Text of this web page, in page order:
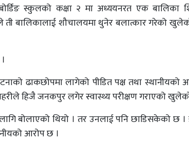
स्कुलको कक्षा २ मा अध्ययनरत एक बालिका
बालिकालाई शौचालयमा थुनेर बलात्कार गरेको
ढाकछोपमा लागेको पीडित पक्ष तथा स्थानीयको
हिजै जनकपुर लगेर स्वास्थ्य परीक्षण गराएको
बोलाएको थियो । तर उनलाई पनि छाडिसकेको छ ।
आरोप छ ।